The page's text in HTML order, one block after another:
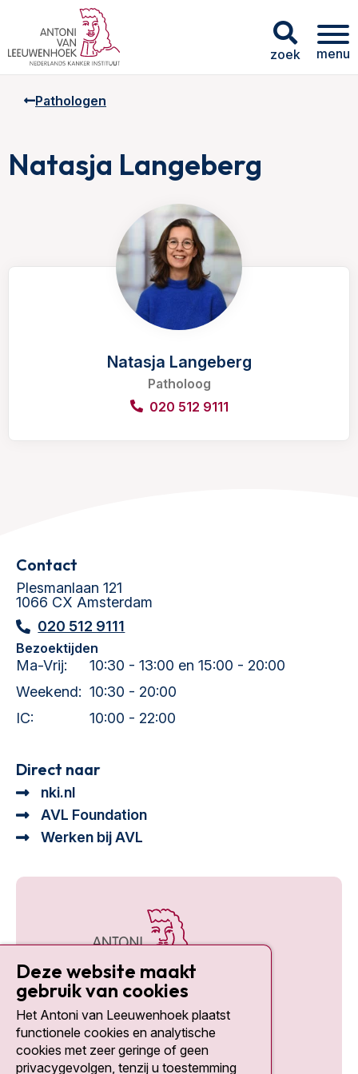
zoek menu
Pathologen
Natasja Langeberg
Natasja Langeberg
Patholoog
020 512 9111
Contact
Plesmanlaan 121
1066 CX Amsterdam
020 512 9111
Bezoektijden
Ma-Vrij:
10:30 - 13:00 en 15:00 - 20:00
Weekend: 10:30 - 20:00
IC:
10:00 - 22:00
Direct naar
nki.nl
AVL Foundation
Werken bij AVL
Social media
Deze website maakt
gebruik van cookies
Het Antoni van Leeuwenhoek plaatst
functionele cookies en analytische
cookies met zeer geringe of geen
privacygevolgen, tenzij u toestemming